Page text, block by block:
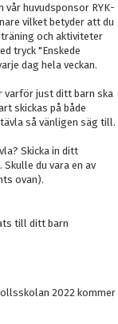
huvudsponsor RYK-
vilket betyder att du
och aktiviteter
tryck "Enskede
dag hela veckan.
varför just ditt barn ska
skickas på både
så vänligen säg till.
Skicka in ditt
du vara en av
ovan).
till ditt barn
2022 kommer